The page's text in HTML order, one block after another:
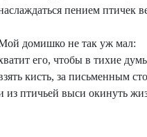
пением птичек
домишко не так уж мал:
его, чтобы в тихие
кисть, за письменным
из птичьей выси окинуть